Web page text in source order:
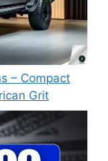
– Compact
Grit